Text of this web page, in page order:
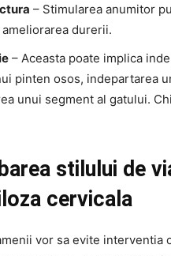
– Stimularea anumitor
durerii.
– Aceasta poate implica
pinten osos, indepartarea
unui segment al gatului.
stilului de
cervicala
vor sa evite interventia